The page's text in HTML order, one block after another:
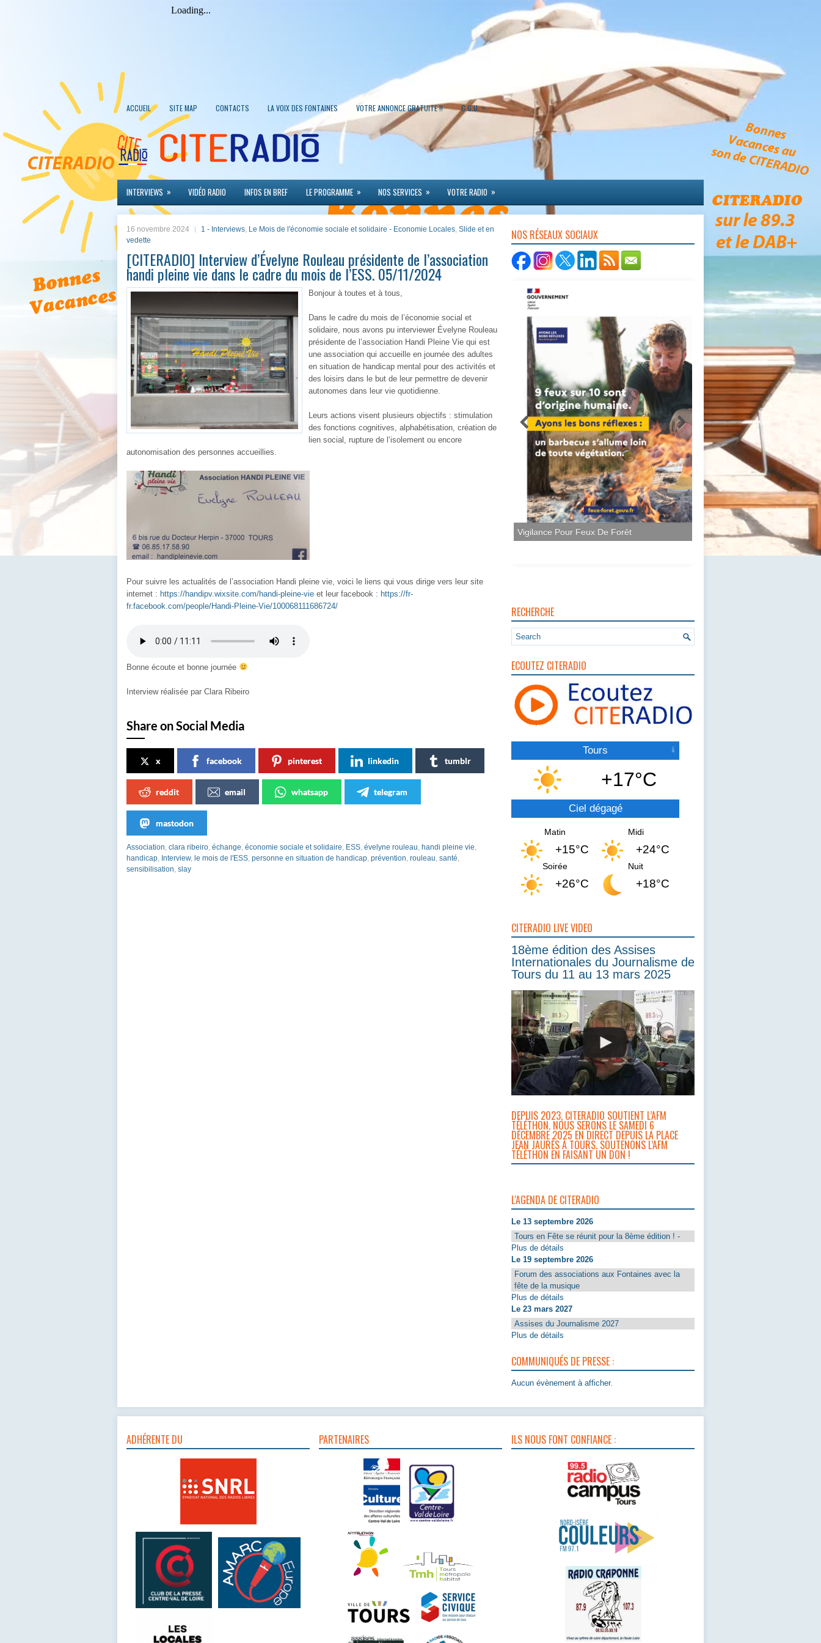
ACCUEIL SITE MAP CONTACTS LA VOIX DES FONTAINES VOTRE ANNONCE GRATUITE !! C.G.U. »
INTERVIEWS » VIDÉO RADIO INFOS EN BREF LE PROGRAMME » NOS SERVICES » VOTRE RADIO »
16 novembre 2024 1 - Interviews, Le Mois de l'économie sociale et solidaire - Economie Locales, Slide et en
vedette
[CITERADIO] Interview d’Évelyne Rouleau présidente de l’association
handi pleine vie dans le cadre du mois de l’ESS. 05/11/2024
Bonjour à toutes et à tous,
Dans le cadre du mois de l’économie social et
solidaire, nous avons pu interviewer Évelyne Rouleau
présidente de l’association Handi Pleine Vie qui est
une association qui accueille en journée des adultes
en situation de handicap mental pour des activités et
des loisirs dans le but de leur permettre de devenir
autonomes dans leur vie quotidienne.
Leurs actions visent plusieurs objectifs : stimulation
des fonctions cognitives, alphabétisation, création de
lien social, rupture de l ‘isolement ou encore
autonomisation des personnes accueillies.
Pour suivre les actualités de l’association Handi pleine vie, voici le liens qui vous dirige vers leur site
internet : https://handipv.wixsite.com/handi-pleine-vie et leur facebook : https://fr-
fr.facebook.com/people/Handi-Pleine-Vie/100068111686724/
Bonne écoute et bonne journée
Interview réalisée par Clara Ribeiro
Share on Social Media
x facebook pinterest linkedin tumblr
reddit email whatsapp telegram
mastodon
Association, clara ribeiro, échange, économie sociale et solidaire, ESS, évelyne rouleau, handi pleine vie,
handicap, Interview, le mois de l'ESS, personne en situation de handicap, prévention, rouleau, santé,
sensibilisation, slay
NOS RÉSEAUX SOCIAUX
Vigilance Pour Feux De Forêt
RECHERCHE
ECOUTEZ CITERADIO
Tours
+17°C
Ciel dégagé
Matin
+15°C
Midi
+24°C
Soirée
+26°C
Nuit
+18°C
CITERADIO LIVE VIDEO
18ème édition des Assises
Internationales du Journalisme de
Tours du 11 au 13 mars 2025
DEPUIS 2023, CITERADIO SOUTIENT L’AFM
TÉLÉTHON. NOUS SERONS LE SAMEDI 6
DÉCEMBRE 2025 EN DIRECT DEPUIS LA PLACE
JEAN JAURÈS À TOURS. SOUTENONS L’AFM
TÉLÉTHON EN FAISANT UN DON !
L'AGENDA DE CITERADIO
Le 13 septembre 2026
Tours en Fête se réunit pour la 8ème édition ! -
Plus de détails
Le 19 septembre 2026
Forum des associations aux Fontaines avec la
fête de la musique
Plus de détails
Le 23 mars 2027
Assises du Journalisme 2027
Plus de détails
COMMUNIQUÉS DE PRESSE :
Aucun évènement à afficher.
ADHÉRENTE DU PARTENAIRES ILS NOUS FONT CONFIANCE :